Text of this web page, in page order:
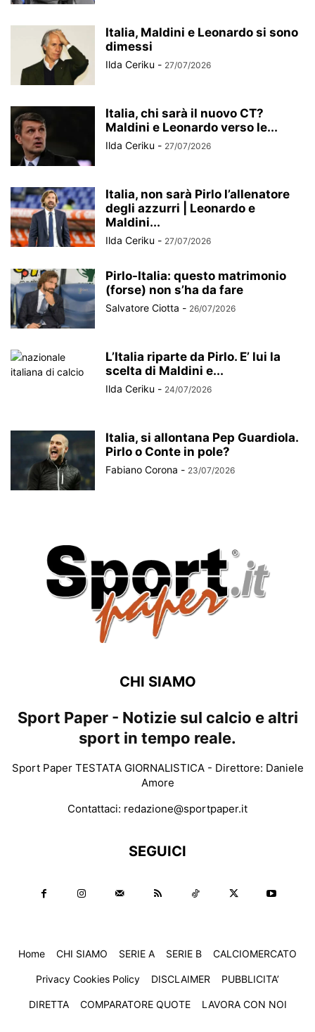
Italia, Maldini e Leonardo si sono
dimessi
Ilda Ceriku - 27/07/2026
Italia, chi sarà il nuovo CT?
Maldini e Leonardo verso le...
Ilda Ceriku - 27/07/2026
Italia, non sarà Pirlo l’allenatore
degli azzurri | Leonardo e
Maldini...
Ilda Ceriku - 27/07/2026
Pirlo-Italia: questo matrimonio
(forse) non s’ha da fare
Salvatore Ciotta - 26/07/2026
L’Italia riparte da Pirlo. E’ lui la
scelta di Maldini e...
Ilda Ceriku - 24/07/2026
Italia, si allontana Pep Guardiola.
Pirlo o Conte in pole?
Fabiano Corona - 23/07/2026
CHI SIAMO
Sport Paper - Notizie sul calcio e altri
sport in tempo reale.
Sport Paper TESTATA GIORNALISTICA - Direttore: Daniele
Amore
Contattaci: redazione@sportpaper.it
SEGUICI
Home CHI SIAMO SERIE A SERIE B CALCIOMERCATO
Privacy Cookies Policy DISCLAIMER PUBBLICITA’
DIRETTA COMPARATORE QUOTE LAVORA CON NOI